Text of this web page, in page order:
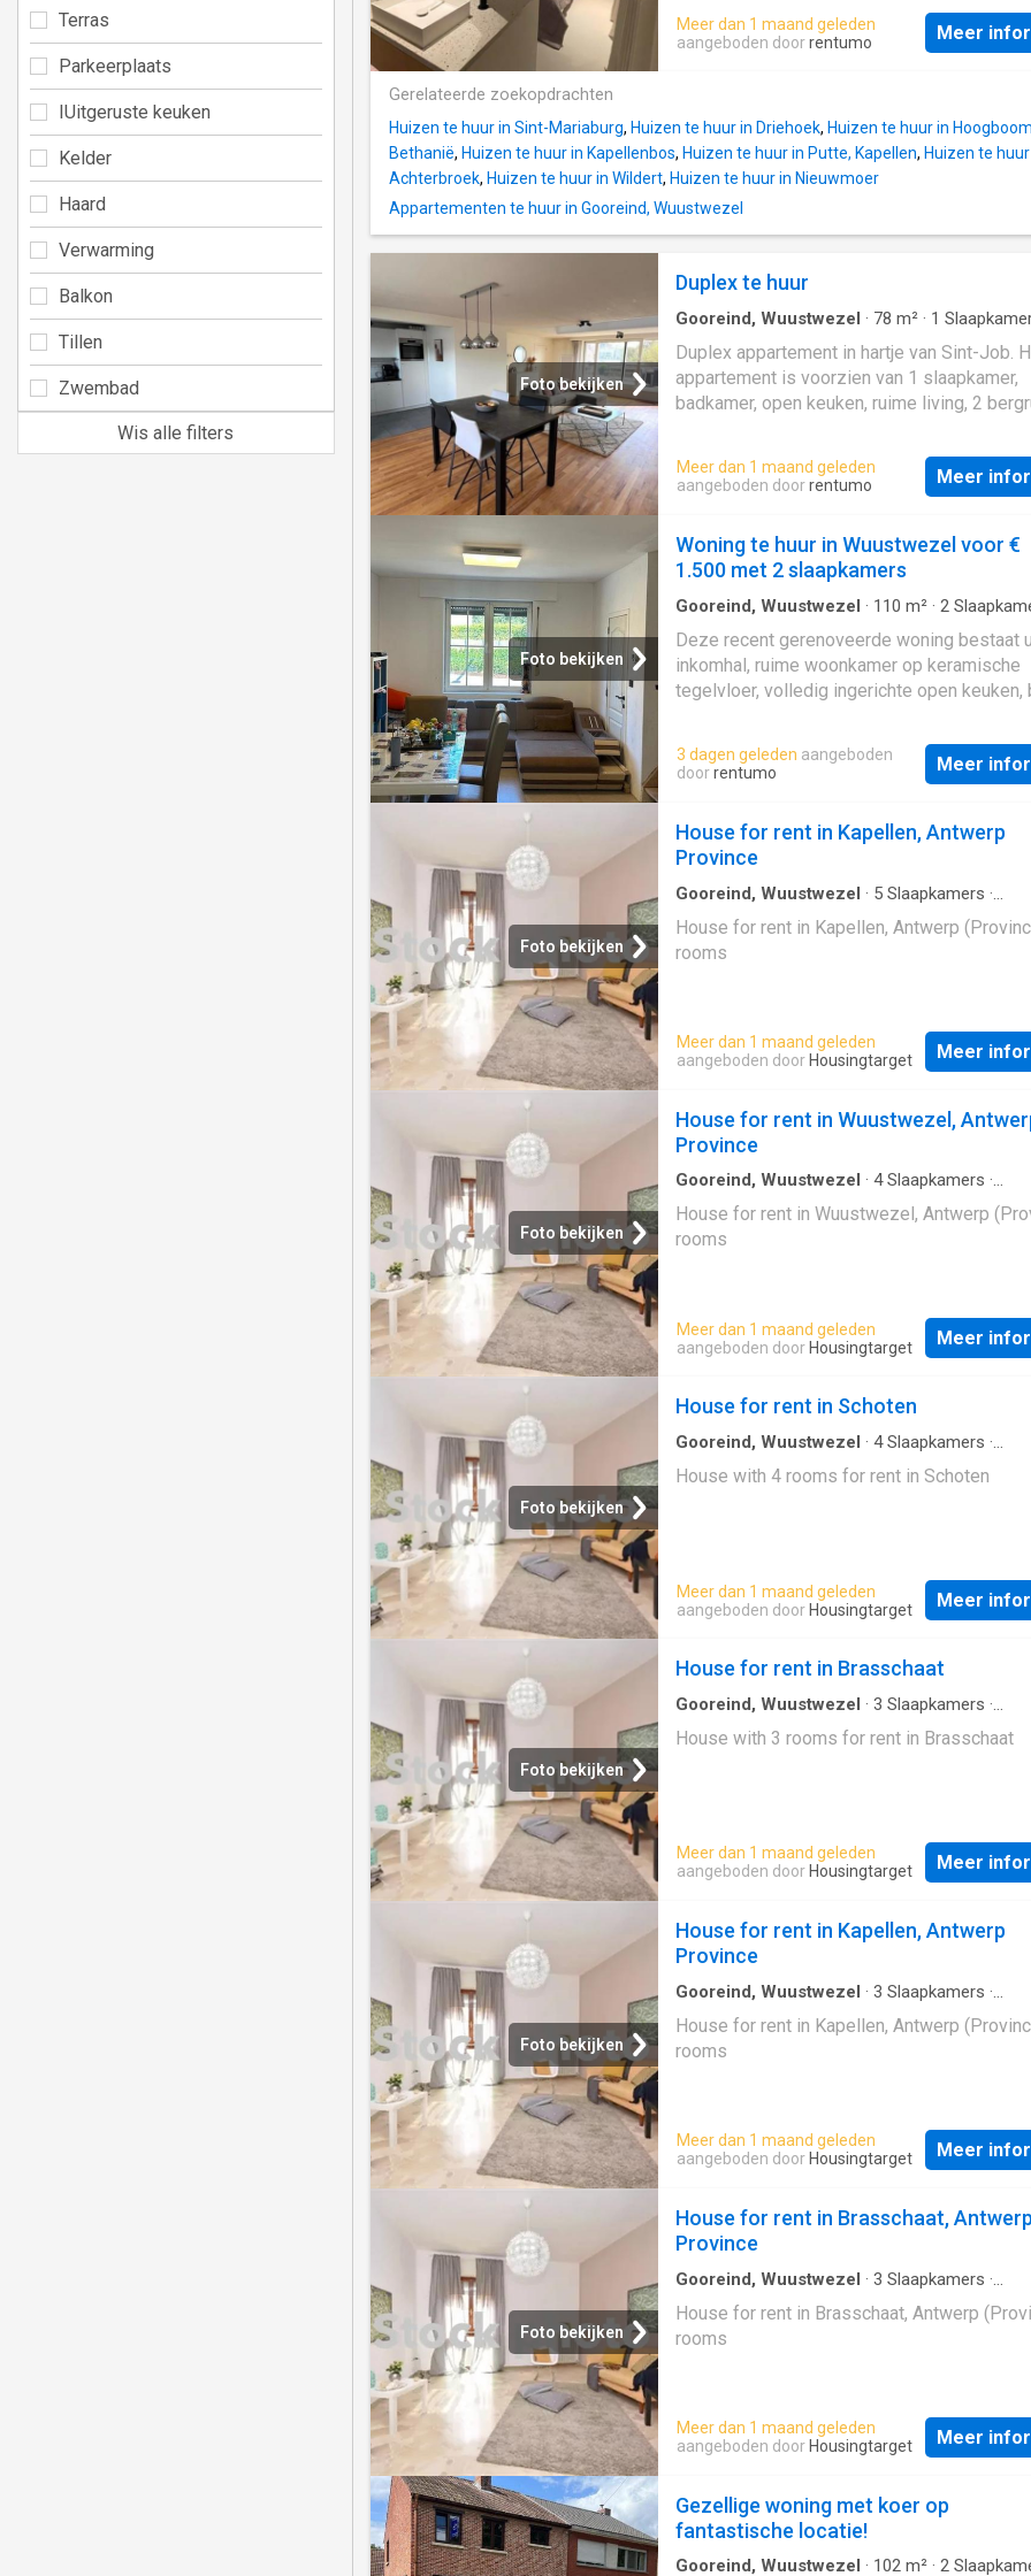
refined luxury near Schoten and 's-
Special features:, - Southeast-facing
(14 kW), - 16kW home battery, - Charging sta
woningen. Architectuur, licht en natuur
prachtig samen. Royale glaspartijen
biedt een hotelgevoel met dressing,
dubbele lavabo en inloopdouche. Daarnaast
een gastenkamer met eigen douche en toilet.
kelder omvat berging, wasplaats, technische
en private high-end cinema. Een unieke villa
Schoten en ’s-Gravenwezel. Bijzonderheden: -
Zuidoost georiënteerde tuin - EPC-label A -
Zonnepaneleninstallatie 36 panelen (14 kW)
Thuisbatterij - Laadpaal - Camera’s binnen en
- Automatische poorten - Alarm met raam-
Meer dan 1 maand geleden
aangeboden doorrentumo Meer
Gerelateerde zoekopdrachten
Huizen te huur in Sint-Mariaburg, Huizen te huur in Driehoek, Huizen te huur in
Bethanië, Huizen te huur in Kapellenbos, Huizen te huur in Putte, Kapellen, Huizen te
Achterbroek, Huizen te huur in Wildert, Huizen te huur in Nieuwmoer
Appartementen te huur in Gooreind, Wuustwezel
Foto bekijken
Duplex te huur
Gooreind, Wuustwezel · 78 m² · 1
keuken
Duplex appartement in hartje van Sint-Job.
appartement is voorzien van 1 slaapkamer,
badkamer, open keuken, ruime living, 2
uitgerust. Zowel de slaapkamer als de
zijn voorzien van ingemaakte kasten. Het
georiënteerde terras van 42 m2 is de
appartement van veel lichtinval
Meer dan 1 maand geleden
aangeboden doorrentumo Meer
Foto bekijken
Woning te huur in Wuustwezel voor €
1.500 met 2 slaapkamers
Gooreind, Wuustwezel · 110 m² · 2
keuken·Parkeerplaats
Deze recent gerenoveerde woning bestaat
inkomhal, ruime woonkamer op keramische
tegelvloer, volledig ingerichte open keuken,
douche, toilet en wastafel. Achtereen de
bevindt zich een groot overdekt terras dat
toegang geeft tot de garage. Op de 1te
tevens voorzien van rolluiken
3 dagen geleden aangeboden
doorrentumo Meer
Foto bekijken
House for rent in Kapellen, Antwerp
Province
Gooreind, Wuustwezel · 5 Slaapkamers ·
House for rent in Kapellen, Antwerp
rooms
Meer dan 1 maand geleden
aangeboden door Housingtarget Meer
Foto bekijken
House for rent in Wuustwezel,
Province
Gooreind, Wuustwezel · 4Slaapkamers ·
Geschakelde Woning
House for rent in Wuustwezel, Antwerp
rooms
Meer dan 1 maand geleden
aangeboden door Housingtarget Meer
Foto bekijken
House for rent in Schoten
Gooreind, Wuustwezel · 4Slaapkamers ·
Geschakelde Woning
House with 4 rooms for rent in Schoten
Meer dan 1 maand geleden
aangeboden door Housingtarget Meer
Foto bekijken
House for rent in Brasschaat
Gooreind, Wuustwezel · 3 Slaapkamers ·
Geschakelde Woning
House with 3 rooms for rent in Brasschaat
Meer dan 1 maand geleden
aangeboden door Housingtarget Meer
Foto bekijken
House for rent in Kapellen, Antwerp
Province
Gooreind, Wuustwezel · 3 Slaapkamers ·
Geschakelde Woning
House for rent in Kapellen, Antwerp
rooms
Meer dan 1 maand geleden
aangeboden door Housingtarget Meer
Foto bekijken
House for rent in Brasschaat, Antwerp
Province
Gooreind, Wuustwezel · 3 Slaapkamers ·
House for rent in Brasschaat, Antwerp
rooms
Meer dan 1 maand geleden
aangeboden door Housingtarget Meer
Gezellige woning met koer op
fantastische locatie!
Gooreind, Wuustwezel · 102 m² · 2
Terras
Parkeerplaats
IUitgeruste keuken
Kelder
Haard
Verwarming
Balkon
Tillen
Zwembad
Wis alle filters